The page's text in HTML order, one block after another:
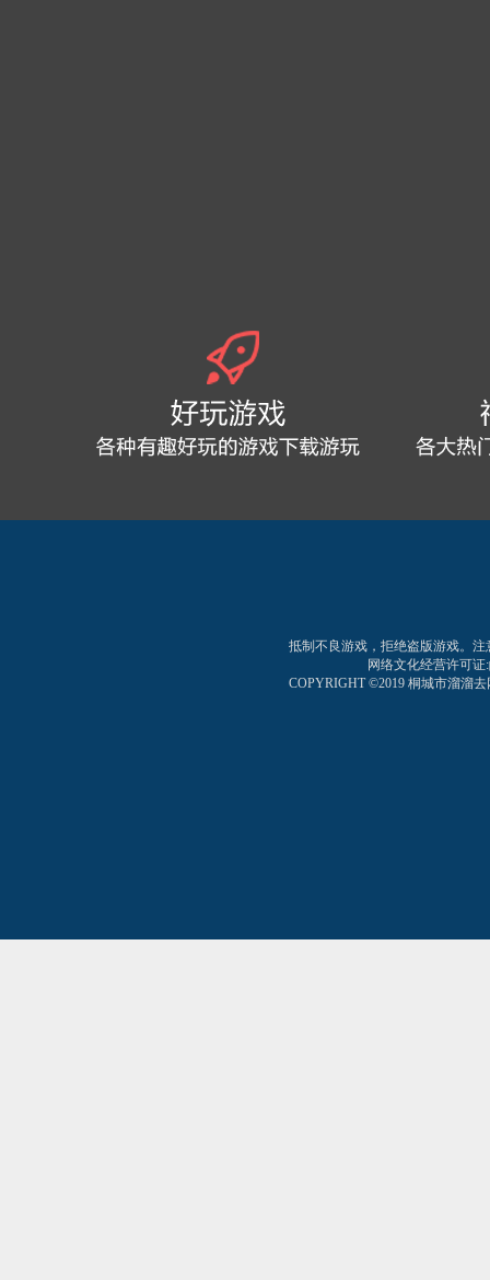
抵制不良游戏，拒绝盗版游戏。
网络文化经营许可证
COPYRIGHT ©2019 桐城市溜溜